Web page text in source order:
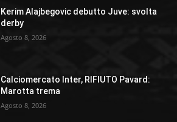
Kerim Alajbegovic debutto Juve: svolta
derby
Agosto 8, 2026
Calciomercato Inter, RIFIUTO Pavard:
Marotta trema
Agosto 8, 2026